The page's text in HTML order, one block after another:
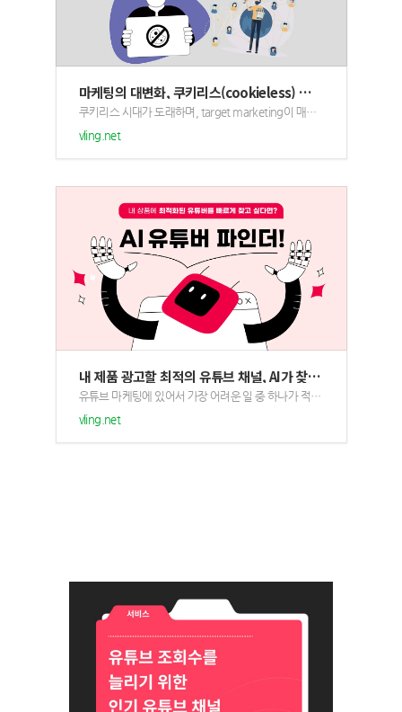
마케팅의 대변화, 쿠키리스(cookieless) 시대가 인플루언서 마케팅에 미치는 영향
쿠키리스 시대가 도래하며, target marketing이 매우 어려워졌습니다. 이러한 대비책으로 인플루언서 마케팅으로의 전환이 이루어질 것이라는 예측이 나오고 있는데요. 그 배경과 이유에 대한 자세한 내용을 함께 살펴보겠습니다.<br /><br />​<br /><br />
vling.net
내 제품 광고할 최적의 유튜브 채널, AI가 찾아준다고?
유튜브 마케팅에 있어서 가장 어려운 일 중 하나가 적합한 유튜버를 찾는 것이죠? vling의 AI 유튜버 파인더를 이용하면 내 제품을 광고하기 적합한 최적의 유튜브 채널 리스트를 추천 받을 수 있습니다. 여러분의 제품을 효율적으로 홍보하세요!
vling.net